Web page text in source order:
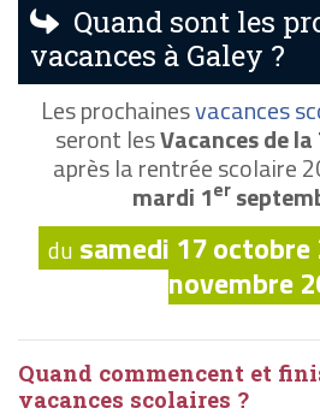
Quand sont les
vacances à Galey ?
Les prochainesvacances
seront lesVacances de
après la rentrée scolaire
mardi 1er
du samedi 17 octobre
novembre
Quand commencent et
vacances scolaires ?